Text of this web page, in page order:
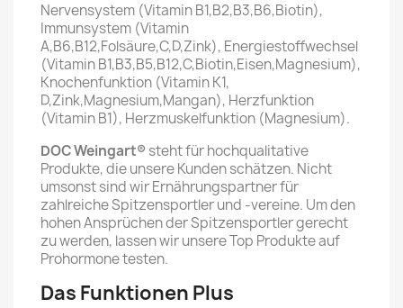
Nervensystem (Vitamin B1,B2,B3,B6,Biotin),
Immunsystem (Vitamin
A,B6,B12,Folsäure,C,D,Zink), Energiestoffwechsel
(Vitamin B1,B3,B5,B12,C,Biotin,Eisen,Magnesium),
Knochenfunktion (Vitamin K1,
D,Zink,Magnesium,Mangan), Herzfunktion
(Vitamin B1), Herzmuskelfunktion (Magnesium).
DOC Weingart® steht für hochqualitative
Produkte, die unsere Kunden schätzen. Nicht
umsonst sind wir Ernährungspartner für
zahlreiche Spitzensportler und -vereine. Um den
hohen Ansprüchen der Spitzensportler gerecht
zu werden, lassen wir unsere Top Produkte auf
Prohormone testen.
Das Funktionen Plus